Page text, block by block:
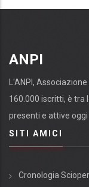
ANPI
L'ANPI,
160.000 iscritti, è tra
presenti e attive oggi
SITI AMICI
Cronologia